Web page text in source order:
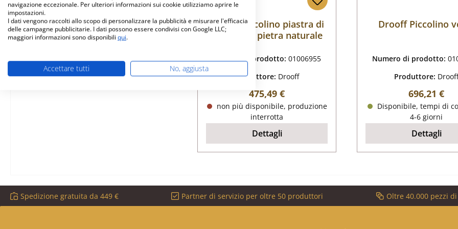
Drooff Piccolino piastra di
copertura pietra naturale
Numero di prodotto:01006955
Produttore: Drooff
Prezzo normale:
475,49 €
non più disponibile, produzione
interrotta
Dettagli
Drooff Piccolino
Numero di prodotto:
Produttore:
Prezzo
696,21 €
Disponibile, tempi di
4-6 giorni
Dettagli
Spedizione gratuita da 449 € Partner di servizio per oltre 50 produttori Oltre 40.000 pezzi
navigazione eccezionale. Per ulteriori informazioni sui cookie utilizziamo aprire le
impostazioni.
I dati vengono raccolti allo scopo di personalizzare la pubblicità e misurare l'efficacia
delle campagne pubblicitarie. I dati possono essere condivisi con Google LLC;
maggiori informazioni sono disponibili qui.
Accettare tutti No, aggiusta